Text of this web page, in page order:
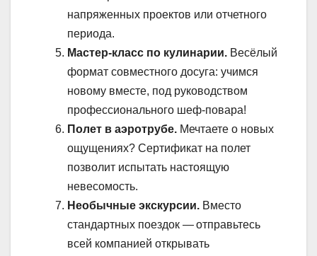
напряженных проектов или отчетного
периода.
Мастер-класс по кулинарии. Весёлый
формат совместного досуга: учимся
новому вместе, под руководством
профессионального шеф-повара!
Полет в аэротрубе. Мечтаете о новых
ощущениях? Сертификат на полет
позволит испытать настоящую
невесомость.
Необычные экскурсии. Вместо
стандартных поездок — отправьтесь
всей компанией открывать